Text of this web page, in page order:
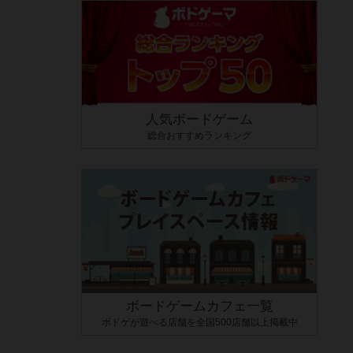
人気ボードゲーム
総合おすすめランキング
ボードゲームカフェ一覧
ボドゲが遊べる店舗を全国500店舗以上掲載中